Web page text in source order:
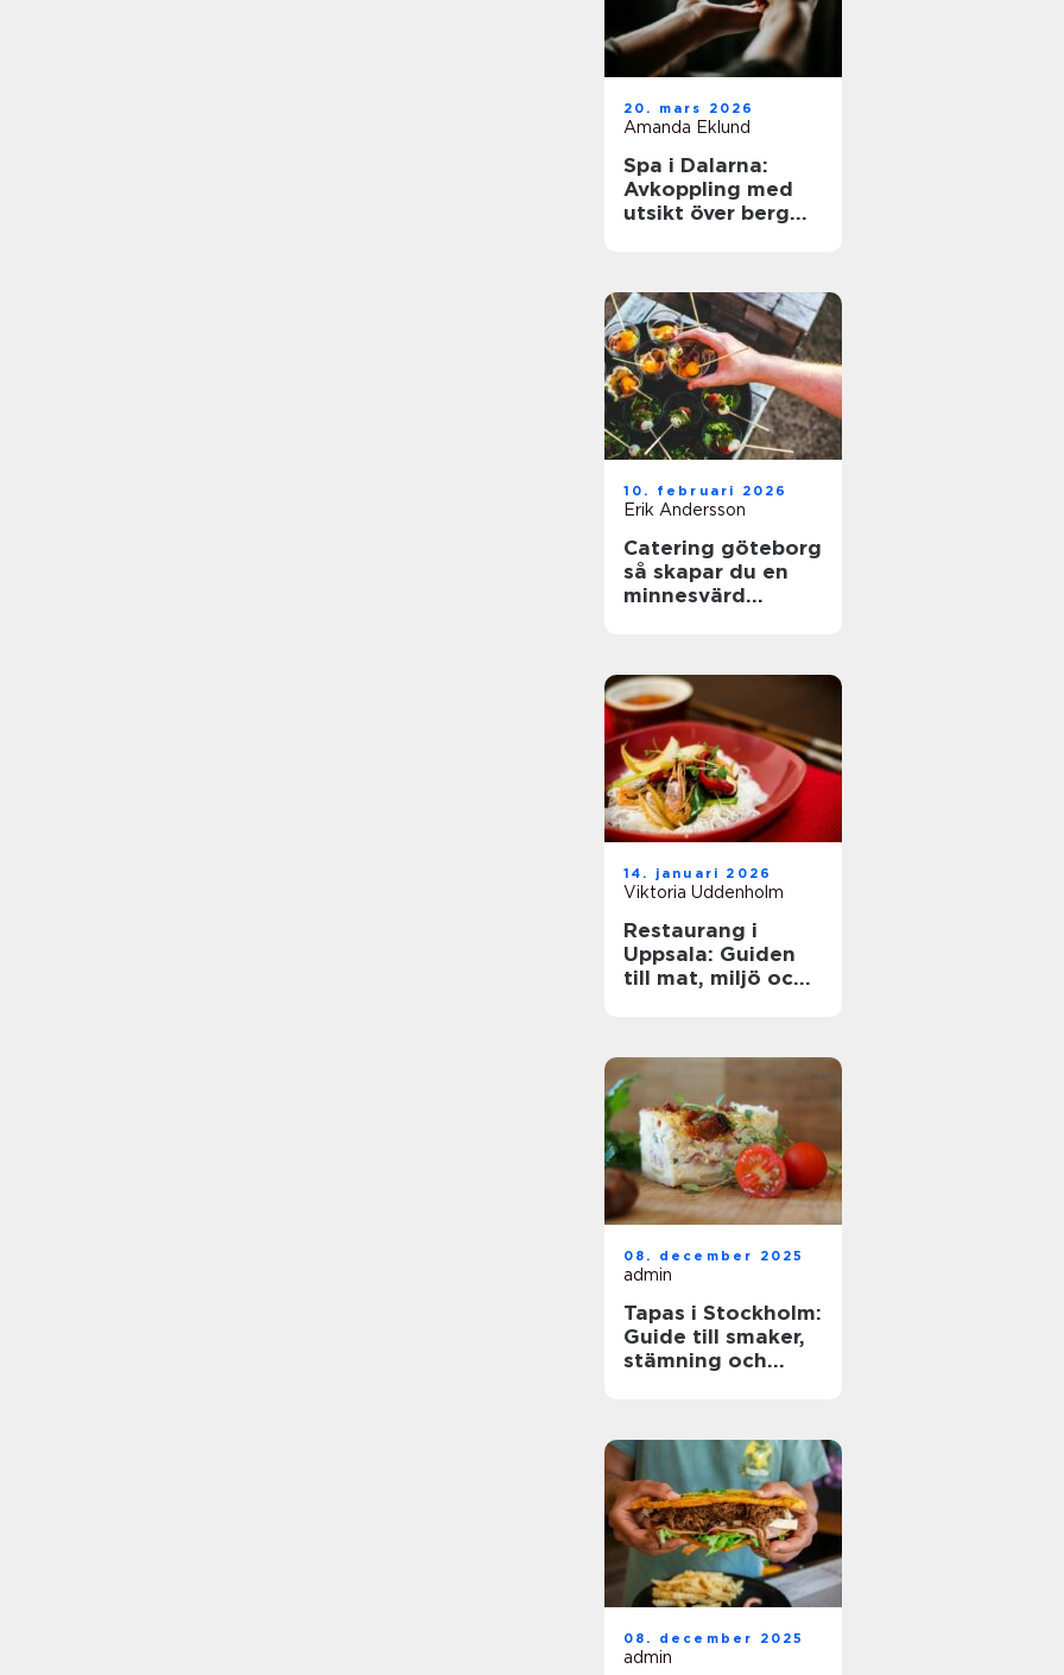
20. mars 2026
Amanda Eklund
Spa i Dalarna:
Avkoppling med
utsikt över berg
10. februari 2026
Erik Andersson
Catering göteborg
så skapar du en
minnesvärd
14. januari 2026
Viktoria Uddenholm
Restaurang i
Uppsala: Guiden
till mat, miljö och
08. december 2025
admin
Tapas i Stockholm:
Guide till smaker,
stämning och
08. december 2025
admin